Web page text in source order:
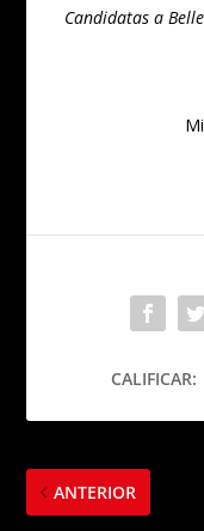
Candidatas a
CALIFICAR:
ANTERIOR